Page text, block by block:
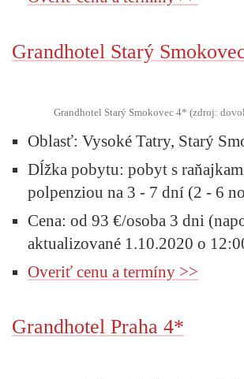
Grandhotel Starý
Grandhotel Starý Smokovec 4* (zdroj:
Oblasť: Vysoké Tatry, Starý
Dĺžka pobytu: pobyt s
polpenziou na 3 - 7 dní (2 - 6
Cena: od 93 €/osoba 3 dni
aktualizované 1.10.2020 o
Overiť cenu a termíny >>
Grandhotel Praha 4*